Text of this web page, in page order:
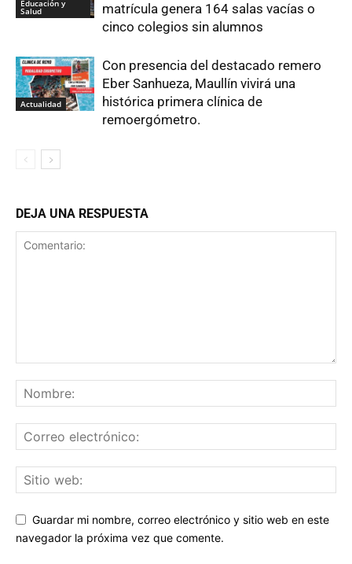
Educación y
Salud
matrícula genera 164 salas vacías o
cinco colegios sin alumnos
Actualidad
Con presencia del destacado remero
Eber Sanhueza, Maullín vivirá una
histórica primera clínica de
remoergómetro.
DEJA UNA RESPUESTA
Guardar mi nombre, correo electrónico y sitio web en este
navegador la próxima vez que comente.